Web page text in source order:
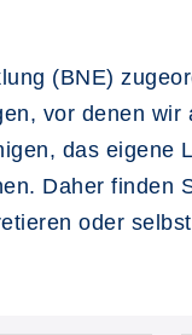
(BNE)
vor denen
das eigene
Daher finden
oder